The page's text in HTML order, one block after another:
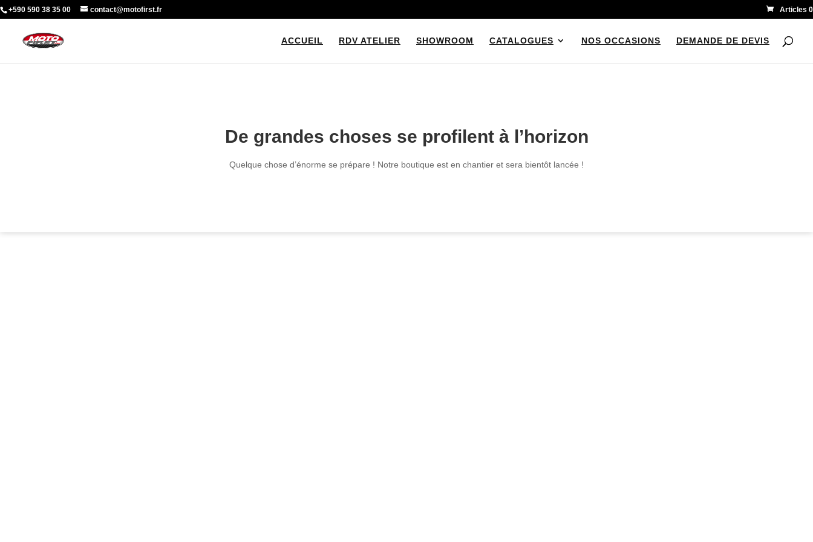
+590 590 38 35 00 contact@motofirst.fr Articles 0
ACCUEIL RDV ATELIER SHOWROOM CATALOGUES NOS OCCASIONS DEMANDE DE DEVIS
De grandes choses se profilent à l’horizon
Quelque chose d’énorme se prépare ! Notre boutique est en chantier et sera bientôt lancée !